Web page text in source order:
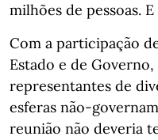
milhões de pessoas.
Com a participação
Estado e de
representantes de
esferas não-
reunião não deveria